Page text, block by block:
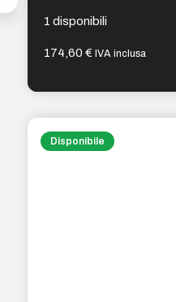
1 disponibili
174,60€ IVA inclusa
Disponibile